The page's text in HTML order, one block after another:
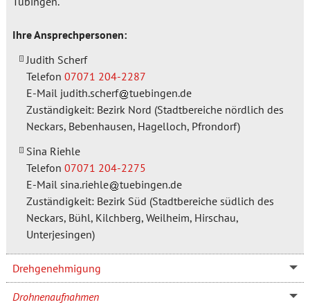
Ihre Ansprechpersonen:
Judith Scherf
Telefon 07071 204-2287
E-Mail judith.scherf
tuebingen.de
Zuständigkeit: Bezirk Nord (Stadtbereiche nördlich des
Neckars, Bebenhausen, Hagelloch, Pfrondorf)
Sina Riehle
Telefon 07071 204-2275
E-Mail sina.riehle
tuebingen.de
Zuständigkeit: Bezirk Süd (Stadtbereiche südlich des
Neckars, Bühl, Kilchberg, Weilheim, Hirschau,
Unterjesingen)
Drehgenehmigung
Drohnenaufnahmen